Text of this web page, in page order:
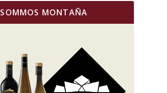
SOMMOS MONTAÑA